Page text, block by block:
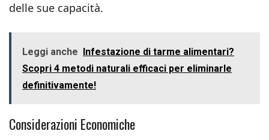
delle sue capacità.
Leggi anche Infestazione di tarme alimentari?
Scopri 4 metodi naturali efficaci per eliminarle
definitivamente!
Considerazioni Economiche